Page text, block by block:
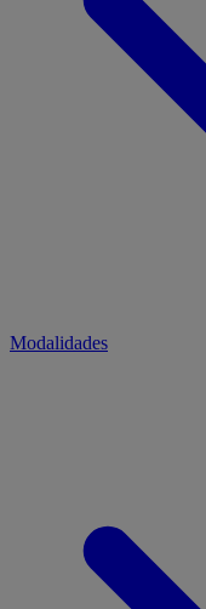
Modalidades